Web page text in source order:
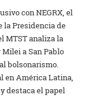
con NEGRX, el
la Presidencia de
MTST analiza la
a San Pablo
bolsonarismo.
en América Latina,
destaca el papel